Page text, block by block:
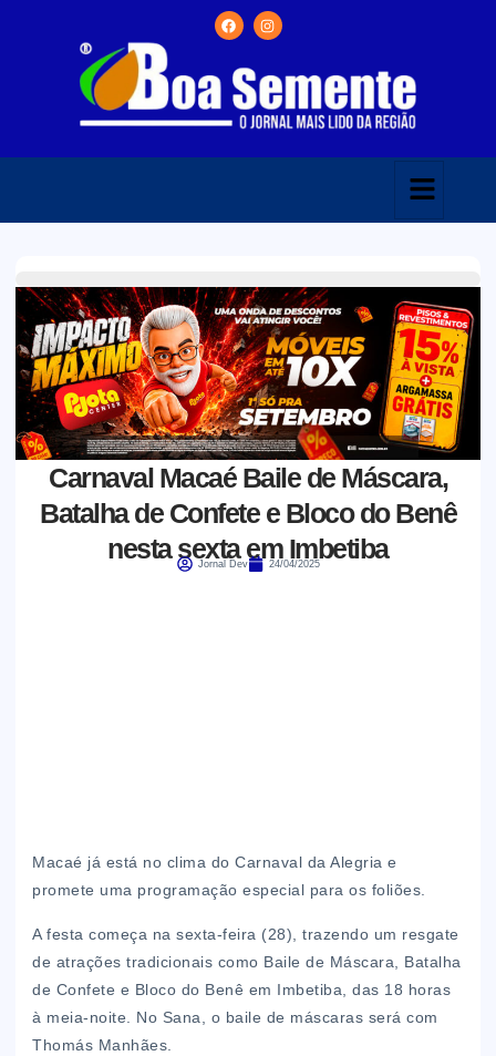
Carnaval Macaé Baile de Máscara,
Batalha de Confete e Bloco do Benê
nesta sexta em Imbetiba
Jornal Dev 24/04/2025
Macaé já está no clima do Carnaval da Alegria e
promete uma programação especial para os foliões.
A festa começa na sexta-feira (28), trazendo um resgate
de atrações tradicionais como Baile de Máscara, Batalha
de Confete e Bloco do Benê em Imbetiba, das 18 horas
à meia-noite. No Sana, o baile de máscaras será com
Thomás Manhães.